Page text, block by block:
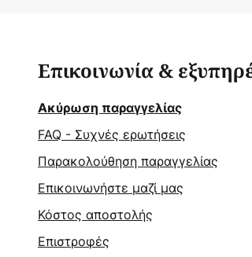
Επικοινωνία &
Ακύρωση παραγγελίας
FAQ - Συχνές ερωτήσεις
Παρακολούθηση παραγγελίας
Επικοινωνήστε μαζί μας
Κόστος αποστολής
Επιστροφές